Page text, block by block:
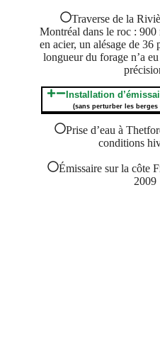
Traverse de la
Montréal dans le roc :
en acier, un alésage de 36
longueur du forage n’a
Installation
(sans perturber les berges
Prise d’eau à
conditions
Émissaire sur la côte
2009